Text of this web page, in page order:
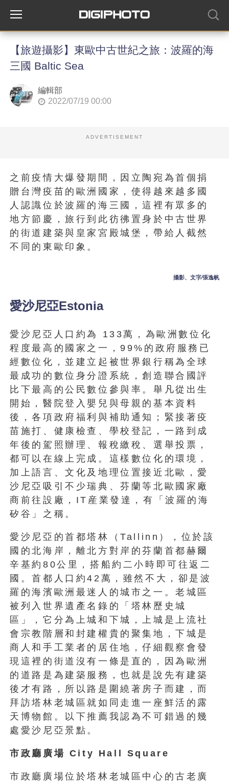
【旅遊攝影】東歐中古世紀之旅：波羅的海
三國 Baltic Sea
編輯部
2022/07/19 00:00
ADVERTISEMENT
之前疫情大爆發期間，因立陶宛為首個捐
贈台灣疫苗的歐洲國家，使得越來越多國
人認識位於波羅的海三國，這裡有眾多的
地方節慶，旅行到此彷彿置身於中古世界
的街道建築與皇家宮殿城堡，帶給人截然
不同的東歐印象。
攝影、文字∕張逸帆
愛沙尼亞Estonia
愛沙尼亞人口約為 133萬，為歐洲數位化
程度最高的國家之一，99%的政府服務已
經數位化，並建立起被世界銀行稱為全球
最成功的數位身分證系統，創造聯合國評
比下最高的公民數位參與率。舉凡從出生
開始，醫院登入嬰兒與母親的基本資料
後，各項政府福利與補助通知；緊接著疫
苗施打、健康檢查、學校登記，一路到成
年後的駕照辦理、報稅繳稅、選舉投票，
都可以在線上完成。這樣數位化的環境，
加上語言、文化及地理位置接近北歐，愛
沙尼亞吸引不少瑞典、芬蘭等北歐國家廠
商前往設廠，IT産業發達，有「波羅的海
矽谷」之稱。
愛沙尼亞的首都塔林（Tallinn），位於該
國的北海岸，離北方對岸的芬蘭首都赫爾
辛基約80公里，搭船約二小時即可往返二
國。首都人口約42萬，雖然不大，卻是波
羅的海濱歐洲最迷人的城市之一。老城區
被列入世界遺產名錄的「塔林歷史城
區」，它分為上城和下城，上城是上流社
會宗教階層和封建權貴的聚集地，下城是
商人和手工業者的居住地，仔細觀察會發
現這裡的街道沒有一條是直的，因為歐洲
的道路是為建築服務，也就是說先有建築
後才有路，所以路是圍繞著房子而建，而
拜訪塔林老城區就如同走進一座鮮活的露
天博物館。以下推薦我認為不可錯過的幾
處愛沙尼亞景點。
市政廳廣場 City Hall Square
市政廳廣場位於塔林老城區中心的古老廣